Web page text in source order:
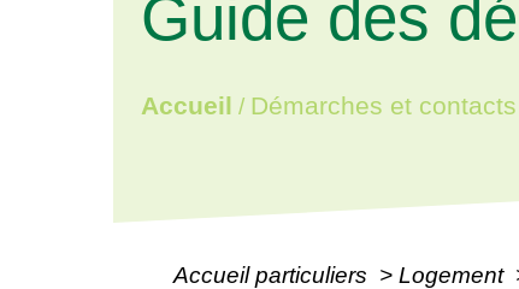
Guide des
Accueil / Démarches et
Accueil particuliers > Logement